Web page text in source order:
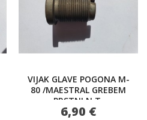
VIJAK GLAVE POGONA M-
80 /MAESTRAL GREBEM
PRSTNI N.T.
6,90 €